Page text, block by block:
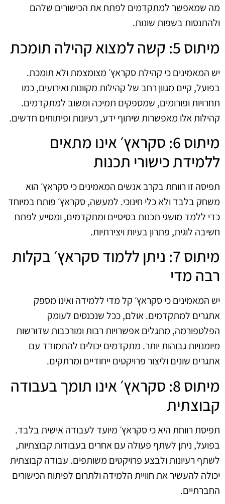
מה שמאפשר למתקדמים לפתח את הכישורים שלהם
ולהתנסות בשפות שונות.
מיתוס 5: קשה למצוא קהילה תומכת
יש המאמינים כי קהילת סקראץ׳ מצומצמת ולא תומכת.
בפועל, קיים מגוון רחב של קהילות מקוונות ואירועים, כמו
תחרויות ופורומים, שמספקים תמיכה ומשוב למתקדמים.
קהילות אלו מאפשרות שיתוף ידע, רעיונות ופיתוחים חדשים.
מיתוס 6: סקראץ׳ אינו מתאים
ללמידת כישורי תכנות
תפיסה זו רווחת בקרב אנשים המאמינים כי סקראץ׳ הוא
משחק בלבד ולא כלי חינוכי. למעשה, סקראץ׳ פותח במיוחד
כדי ללמד מושגי תכנות בסיסיים ומתקדמים, ומסייע לפתח
חשיבה לוגית, פתרון בעיות ויצירתיות.
מיתוס 7: ניתן ללמוד סקראץ׳ בקלות
רבה מדי
יש המאמינים כי סקראץ׳ קל מדי ללמידה ואינו מספק
אתגרים למתקדמים. אולם, ככל שנכנסים לעומק
הפלטפורמה, מתגלים אפשרויות רבות ומורכבות שדורשות
מיומנויות גבוהות יותר. מתקדמים יכולים להתמודד עם
אתגרים שונים וליצור פרויקטים ייחודיים ומרתקים.
מיתוס 8: סקראץ׳ אינו תומך בעבודה
קבוצתית
תפיסת רווחת היא כי סקראץ׳ מיועד לעבודה אישית בלבד.
בפועל, ניתן לשתף פעולה עם אחרים בעבודות קבוצתיות,
לשתף רעיונות ולבצע פרויקטים משותפים. עבודה קבוצתית
יכולה להעשיר את חוויית הלמידה ולתרום לפיתוח הכישורים
החברתיים.